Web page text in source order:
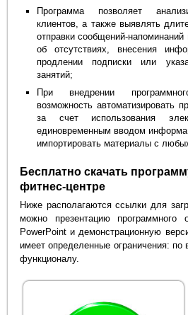
Программа позволяет
клиентов, а также выявлять
отправки сообщений-
об отсутствиях, внесения
продлении подписки или
занятий;
При внедрении
возможность автоматизировать
за счет использования
единовременным вводом
импортировать материалы с
Бесплатно скачать
фитнес-центре
Ниже располагаются ссылки для
можно презентацию программного
PowerPoint и демонстрационную
имеет определенные ограничения: по
функционалу.